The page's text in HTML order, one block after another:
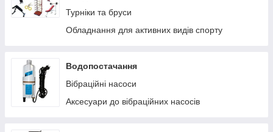
Турніки та бруси
Обладнання для активних видів спорту
Водопостачання
Вібраційні насоси
Аксесуари до вібраційних насосів